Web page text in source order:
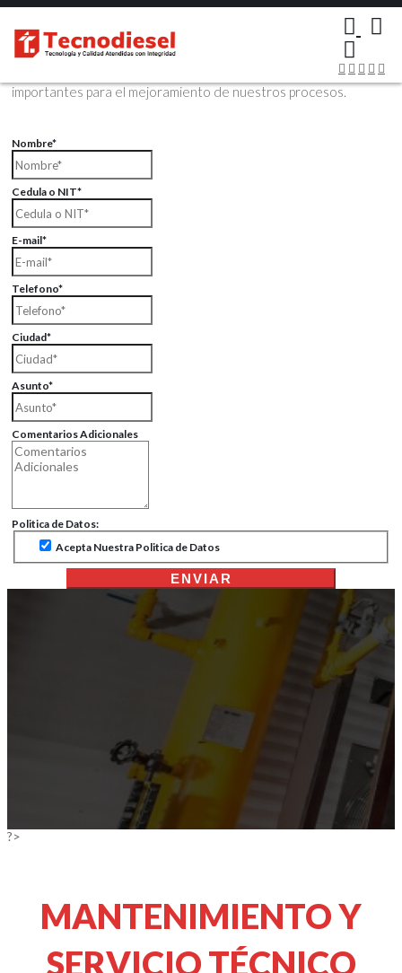
Contáctenos Vía Email
Envíenos sus datos con sus comentarios, sus opiniones son muy
importantes para el mejoramiento de nuestros procesos.
Nombre*
Cedula o NIT*
E-mail*
Telefono*
Ciudad*
Asunto*
Comentarios Adicionales
Politica de Datos:
Acepta Nuestra Politica de Datos
ENVIAR
?>
Servicio Técnico
MANTENIMIENTO Y
SERVICIO TÉCNICO